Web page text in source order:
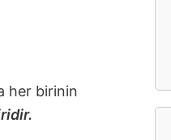
her birinin